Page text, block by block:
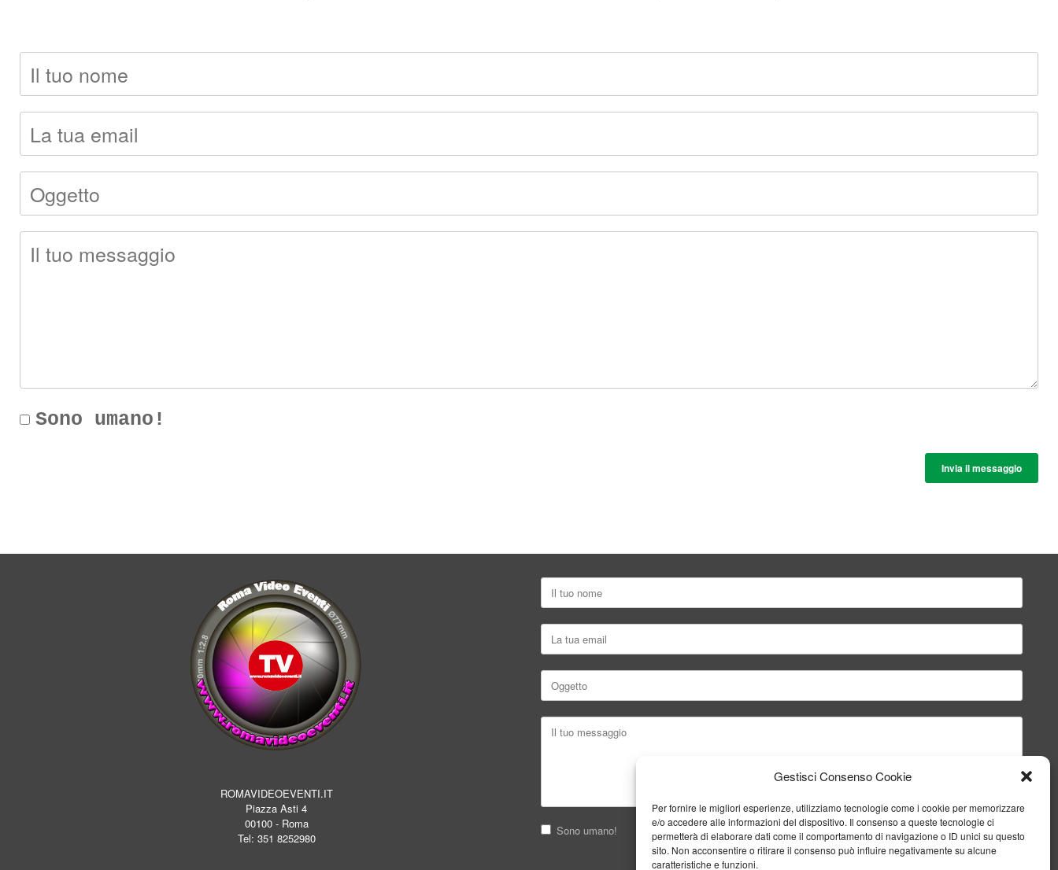
Gestisci Consenso Cookie
Per fornire le migliori esperienze, utilizziamo tecnologie come i cookie per memorizzare
e/o accedere alle informazioni del dispositivo. Il consenso a queste tecnologie ci
permetterà di elaborare dati come il comportamento di navigazione o ID unici su questo
sito. Non acconsentire o ritirare il consenso può influire negativamente su alcune
caratteristiche e funzioni.
Sono umano!
Invia il messaggio
ROMAVIDEOEVENTI.IT
Piazza Asti 4
00100 - Roma
Tel: 351 8252980
Sono umano!